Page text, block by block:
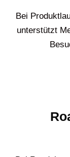
Bei
unterstützt